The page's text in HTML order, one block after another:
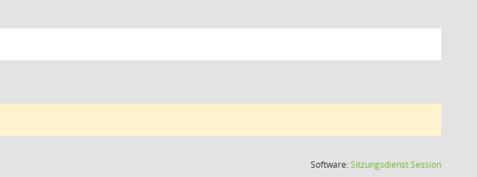
Software:SitzungsdienstSession(Wird in